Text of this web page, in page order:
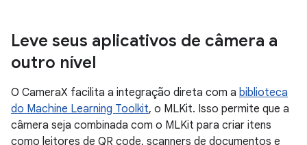
Leve seus aplicativos de câmera a
outro nível
O CameraX facilita a integração direta com a biblioteca
do Machine Learning Toolkit, o MLKit. Isso permite que a
câmera seja combinada com o MLKit para criar itens
como leitores de QR code, scanners de documentos e